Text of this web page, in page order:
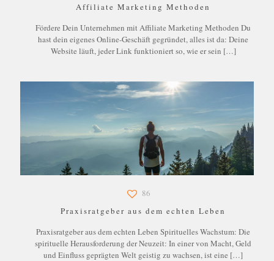
Affiliate Marketing Methoden
Fördere Dein Unternehmen mit Affiliate Marketing Methoden Du
hast dein eigenes Online-Geschäft gegründet, alles ist da: Deine
Website läuft, jeder Link funktioniert so, wie er sein […]
86
Praxisratgeber aus dem echten Leben
Praxisratgeber aus dem echten Leben Spirituelles Wachstum: Die
spirituelle Herausforderung der Neuzeit: In einer von Macht, Geld
und Einfluss geprägten Welt geistig zu wachsen, ist eine […]